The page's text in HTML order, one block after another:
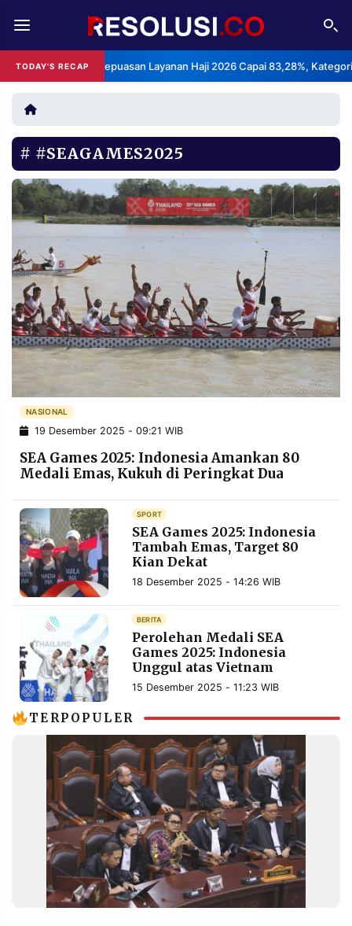
TODAY'S RECAP
Indeks Kepuasan Layanan Haji 2026 Capai 83,28%, Kategori
REDAKSI TENTANG
RESOLUSI IKLAN
RUBRIKASI
EDITORIAL AKSARA
FINANSIA PERSONA
DAERAH
MANCA SPORT
INFORMASI
PRIVACY
POLICY
BERITA
WARGA
INFORMASI
IKLAN
KIRIM
PENGADUAN TERM
OF
SERVICE
IKUTI
KAMI
©
PT.
RESOLUSI
MEDIA
PRAMUDITA
RESOLUSI
#SEAGAMES2025
NASIONAL
19 Desember 2025 - 09:21 WIB
SEA Games 2025: Indonesia Amankan 80
Medali Emas, Kukuh di Peringkat Dua
SPORT
SEA Games 2025: Indonesia
Tambah Emas, Target 80
Kian Dekat
18 Desember 2025 - 14:26 WIB
BERITA
Perolehan Medali SEA
Games 2025: Indonesia
Unggul atas Vietnam
15 Desember 2025 - 11:23 WIB
TERPOPULER